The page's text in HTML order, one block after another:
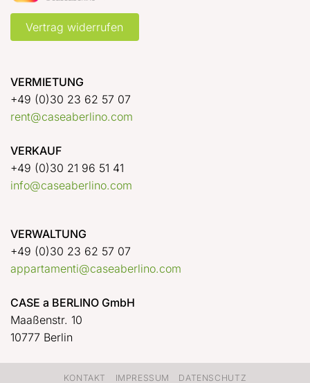
Vertrag widerrufen
VERMIETUNG
+49 (0)30 23 62 57 07
rent@caseaberlino.com
VERKAUF
+49 (0)30 21 96 51 41
info@caseaberlino.com
VERWALTUNG
+49 (0)30 23 62 57 07
appartamenti@caseaberlino.com
CASE a BERLINO GmbH
Maaßenstr. 10
10777 Berlin
KONTAKT IMPRESSUM DATENSCHUTZ